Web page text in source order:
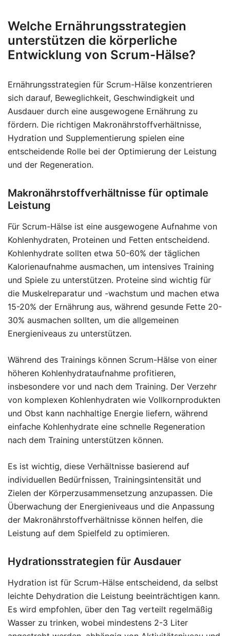
Welche Ernährungsstrategien
unterstützen die körperliche
Entwicklung von Scrum-Hälse?
Ernährungsstrategien für Scrum-Hälse konzentrieren
sich darauf, Beweglichkeit, Geschwindigkeit und
Ausdauer durch eine ausgewogene Ernährung zu
fördern. Die richtigen Makronährstoffverhältnisse,
Hydration und Supplementierung spielen eine
entscheidende Rolle bei der Optimierung der Leistung
und der Regeneration.
Makronährstoffverhältnisse für optimale
Leistung
Für Scrum-Hälse ist eine ausgewogene Aufnahme von
Kohlenhydraten, Proteinen und Fetten entscheidend.
Kohlenhydrate sollten etwa 50-60% der täglichen
Kalorienaufnahme ausmachen, um intensives Training
und Spiele zu unterstützen. Proteine sind wichtig für
die Muskelreparatur und -wachstum und machen etwa
15-20% der Ernährung aus, während gesunde Fette 20-
30% ausmachen sollten, um die allgemeinen
Energieniveaus zu unterstützen.
Während des Trainings können Scrum-Hälse von einer
höheren Kohlenhydrataufnahme profitieren,
insbesondere vor und nach dem Training. Der Verzehr
von komplexen Kohlenhydraten wie Vollkornprodukten
und Obst kann nachhaltige Energie liefern, während
einfache Kohlenhydrate eine schnelle Regeneration
nach dem Training unterstützen können.
Es ist wichtig, diese Verhältnisse basierend auf
individuellen Bedürfnissen, Trainingsintensität und
Zielen der Körperzusammensetzung anzupassen. Die
Überwachung der Energieniveaus und die Anpassung
der Makronährstoffverhältnisse können helfen, die
Leistung auf dem Spielfeld zu optimieren.
Hydrationsstrategien für Ausdauer
Hydration ist für Scrum-Hälse entscheidend, da selbst
leichte Dehydration die Leistung beeinträchtigen kann.
Es wird empfohlen, über den Tag verteilt regelmäßig
Wasser zu trinken, wobei mindestens 2-3 Liter